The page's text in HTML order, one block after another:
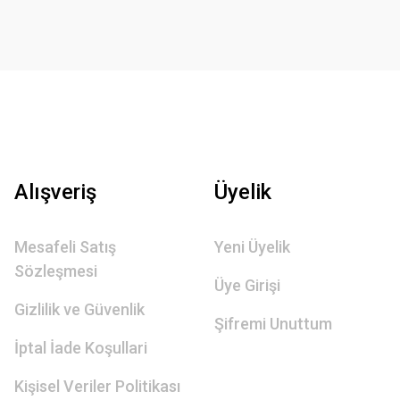
Alışveriş
Mesafeli Satış
Sözleşmesi
Gizlilik ve Güvenlik
İptal İade Koşullari
Kişisel Veriler Politikası
Üyelik
Yeni Üyelik
Üye Girişi
Şifremi Unuttum